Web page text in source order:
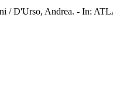
/ D'Urso, Andrea. - In: